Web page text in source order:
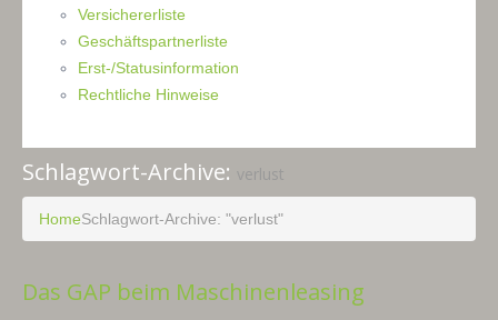
Versichererliste
Geschäftspartnerliste
Erst-/Statusinformation
Rechtliche Hinweise
Schlagwort-Archive: verlust
HomeSchlagwort-Archive: "verlust"
Das GAP beim Maschinenleasing